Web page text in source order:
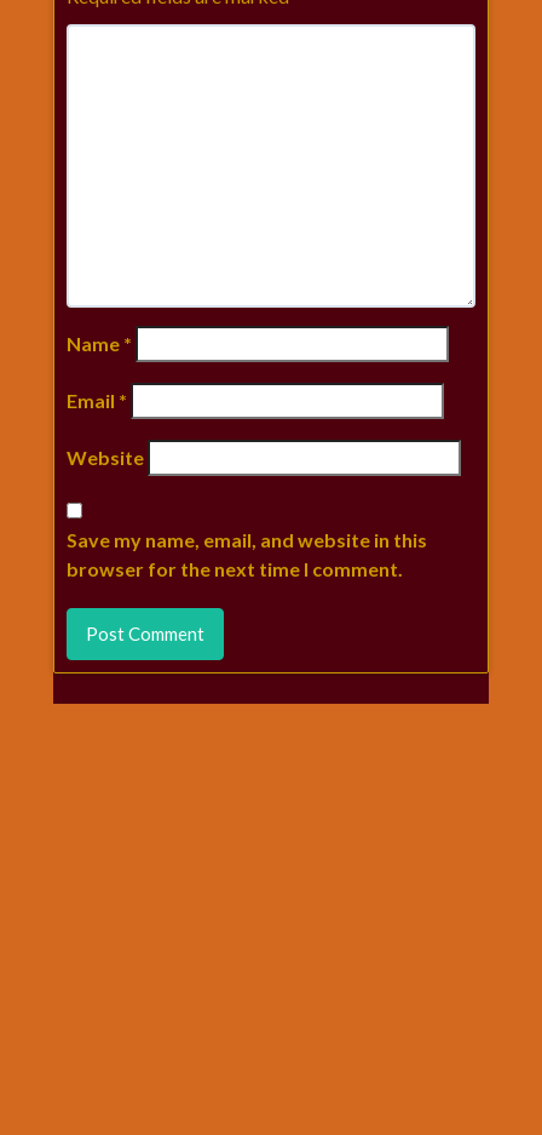
Name *
Email *
Website
Save my name, email, and website in this
browser for the next time I comment.